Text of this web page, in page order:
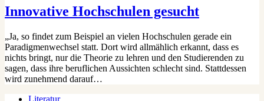
Innovative Hochschulen gesucht
„Ja, so findet zum Beispiel an vielen Hochschulen gerade ein
Paradigmenwechsel statt. Dort wird allmählich erkannt, dass es
nichts bringt, nur die Theorie zu lehren und den Studierenden zu
sagen, dass ihre beruflichen Aussichten schlecht sind. Stattdessen
wird zunehmend darauf…
Literatur